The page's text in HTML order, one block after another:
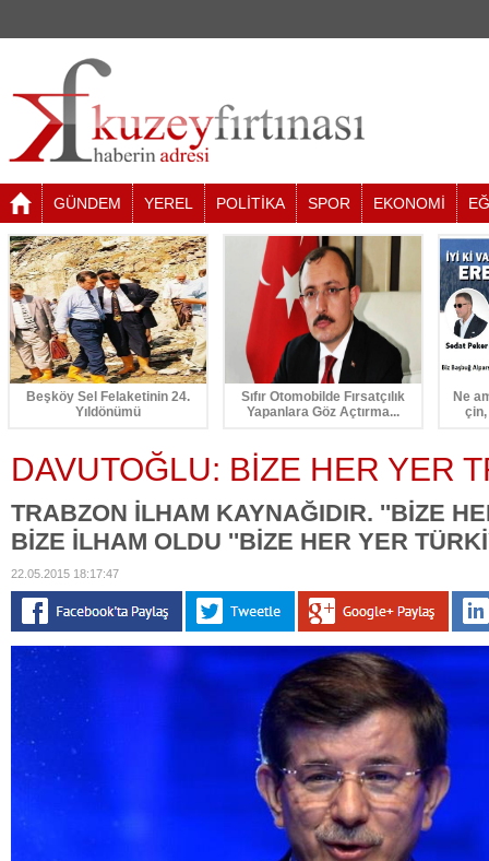
GÜNDEM YEREL POLİTİKA SPOR EKONOMİ
Beşköy Sel Felaketinin 24.
Yıldönümü
Sıfır Otomobilde Fırsatçılık
Yapanlara Göz Açtırma...
Ne
DAVUTOĞLU: BİZE HER YER
TRABZON İLHAM KAYNAĞIDIR. ''BİZE
BİZE İLHAM OLDU ''BİZE HER YER
22.05.2015 18:17:47